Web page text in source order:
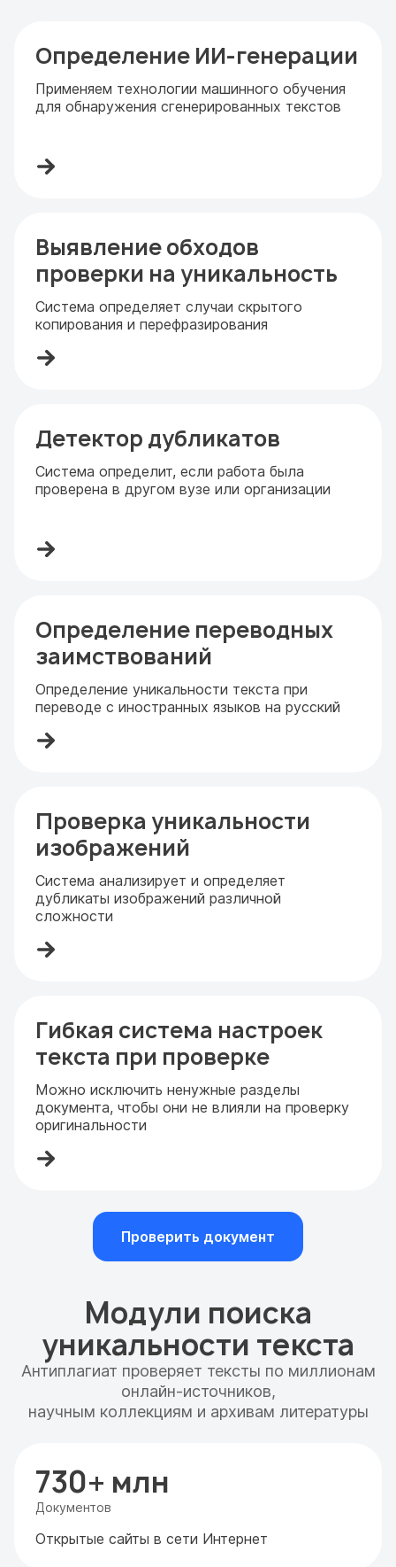
Выявление обходов
проверки на уникальность
Система определяет случаи скрытого
копирования и перефразирования
Определение ИИ-генерации
Применяем технологии машинного обучения
для обнаружения сгенерированных текстов
Детектор дубликатов
Система определит, если работа была
проверена в другом вузе или организации
Определение переводных
заимствований
Определение уникальности текста при
переводе с иностранных языков на русский
Гибкая система настроек
текста при проверке
Можно исключить ненужные разделы
документа, чтобы они не влияли на проверку
оригинальности
Проверка уникальности
изображений
Система анализирует и определяет
дубликаты изображений различной
сложности
Проверить документ
Модули поиска
уникальности текста
Антиплагиат проверяет тексты по миллионам
онлайн-источников,
научным коллекциям и архивам литературы
730+ млн
Документов
Открытые сайты в сети Интернет